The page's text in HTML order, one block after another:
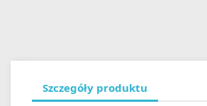
Szczegóły produktu